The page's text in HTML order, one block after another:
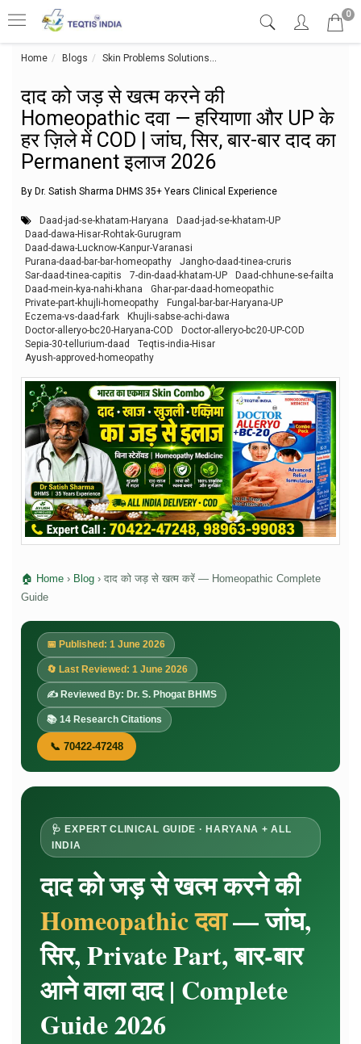
0
Home Blogs Skin Problems Solutions
दाद को जड़ से खत्म करने की
Homeopathic दवा — हरियाणा और UP के
हर ज़िले में COD | जांघ, सिर, बार-बार दाद का
Permanent इलाज 2026
By Dr. Satish Sharma DHMS 35+ Years Clinical Experience
Daad-jad-se-khatam-Haryana
Daad-jad-se-khatam-UP
Daad-dawa-Hisar-Rohtak-Gurugram
Daad-dawa-Lucknow-Kanpur-Varanasi
Purana-daad-bar-bar-homeopathy
Jangho-daad-tinea-cruris
Sar-daad-tinea-capitis
7-din-daad-khatam-UP
Daad-chhune-se-failta
Daad-mein-kya-nahi-khana
Ghar-par-daad-homeopathic
Private-part-khujli-homeopathy
Fungal-bar-bar-Haryana-UP
Eczema-vs-daad-fark
Khujli-sabse-achi-dawa
Doctor-alleryo-bc20-Haryana-COD
Doctor-alleryo-bc20-UP-COD
Sepia-30-tellurium-daad
Teqtis-india-Hisar
Ayush-approved-homeopathy
🏠 Home › Blog › दाद को जड़ से खत्म करें — Homeopathic Complete
Guide
📅 Published: 1 June 2026
🔄 Last Reviewed: 1 June 2026
✍️ Reviewed By: Dr. S. Phogat BHMS
📚 14 Research Citations
📞 70422-47248
🩺 EXPERT CLINICAL GUIDE · HARYANA + ALL
INDIA
दाद को जड़ से खत्म करने की
Homeopathic दवा— जांघ,
सिर, Private Part, बार-बार
आने वाला दाद | Complete
Guide 2026